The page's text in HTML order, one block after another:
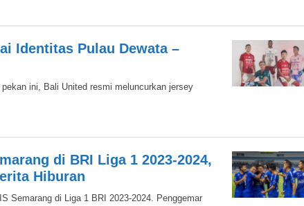
Identitas Pulau Dewata –
ini, Bali United resmi meluncurkan jersey
di BRI Liga 1 2023-2024,
Hiburan
Semarang di Liga 1 BRI 2023-2024. Penggemar